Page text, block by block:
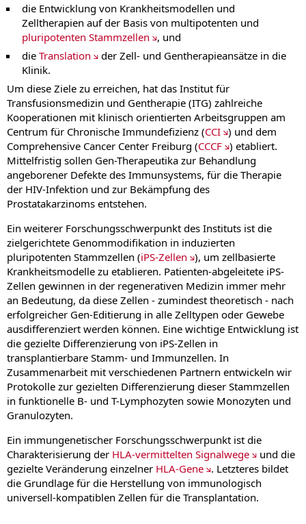
die Entwicklung von Krankheitsmodellen und
Zelltherapien auf der Basis von multipotenten und
pluripotenten Stammzellen
, und
die Translation
der Zell- und Gentherapieansätze in die
Klinik.
Um diese Ziele zu erreichen, hat das Institut für
Transfusionsmedizin und Gentherapie (ITG) zahlreiche
Kooperationen mit klinisch orientierten Arbeitsgruppen am
Centrum für Chronische Immundefizienz (CCI ) und dem
Comprehensive Cancer Center Freiburg (CCCF ) etabliert.
Mittelfristig sollen Gen-Therapeutika zur Behandlung
angeborener Defekte des Immunsystems, für die Therapie
der HIV-Infektion und zur Bekämpfung des
Prostatakarzinoms entstehen.
Ein weiterer Forschungsschwerpunkt des Instituts ist die
zielgerichtete Genommodifikation in induzierten
pluripotenten Stammzellen (iPS-Zellen ), um zellbasierte
Krankheitsmodelle zu etablieren. Patienten-abgeleitete iPS-
Zellen gewinnen in der regenerativen Medizin immer mehr
an Bedeutung, da diese Zellen - zumindest theoretisch - nach
erfolgreicher Gen-Editierung in alle Zelltypen oder Gewebe
ausdifferenziert werden können. Eine wichtige Entwicklung ist
die gezielte Differenzierung von iPS-Zellen in
transplantierbare Stamm- und Immunzellen. In
Zusammenarbeit mit verschiedenen Partnern entwickeln wir
Protokolle zur gezielten Differenzierung dieser Stammzellen
in funktionelle B- und T-Lymphozyten sowie Monozyten und
Granulozyten.
Ein immungenetischer Forschungsschwerpunkt ist die
Charakterisierung der HLA-vermittelten Signalwege
und die
gezielte Veränderung einzelner HLA-Gene . Letzteres bildet
die Grundlage für die Herstellung von immunologisch
universell-kompatiblen Zellen für die Transplantation.